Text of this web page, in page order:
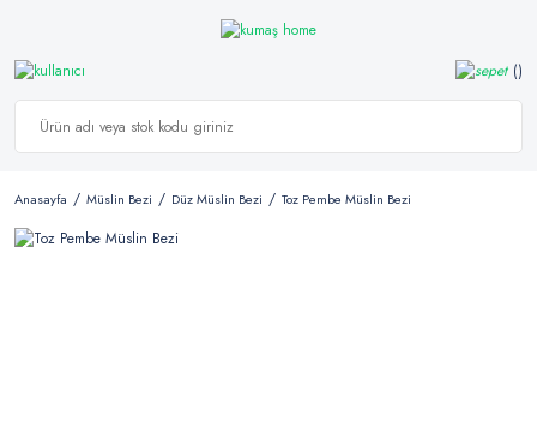
Anasayfa Müslin Bezi Düz Müslin Bezi Toz Pembe Müslin Bezi